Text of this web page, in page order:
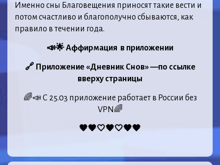
Именно сны Благовещения приносят такие вести и
потом счастливо и благополучно сбываются, как
правило в течении года.
📣🌟 Аффирмация в приложении
🔗 Приложение «Дневник Снов» —по ссылке
вверху страницы
🌈📣 С 25.03 приложение работает в России без
VPN🌈
🤎🤎🤍🤎🤍🤎🤎